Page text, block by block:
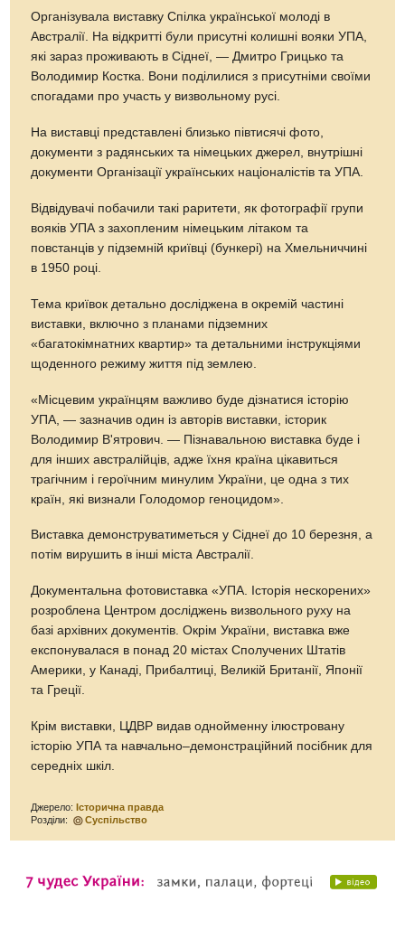
Організувала виставку Спілка української молоді в
Австралії. На відкритті були присутні колишні вояки УПА,
які зараз проживають в Сіднеї, — Дмитро Грицько та
Володимир Костка. Вони поділилися з присутніми своїми
спогадами про участь у визвольному русі.
На виставці представлені близько півтисячі фото,
документи з радянських та німецьких джерел, внутрішні
документи Організації українських націоналістів та УПА.
Відвідувачі побачили такі раритети, як фотографії групи
вояків УПА з захопленим німецьким літаком та
повстанців у підземній криївці (бункері) на Хмельниччині
в 1950 році.
Тема криївок детально досліджена в окремій частині
виставки, включно з планами підземних
«багатокімнатних квартир» та детальними інструкціями
щоденного режиму життя під землею.
«Місцевим українцям важливо буде дізнатися історію
УПА, — зазначив один із авторів виставки, історик
Володимир В'ятрович. — Пізнавальною виставка буде і
для інших австралійців, адже їхня країна цікавиться
трагічним і героїчним минулим України, це одна з тих
країн, які визнали Голодомор геноцидом».
Виставка демонструватиметься у Сіднеї до 10 березня, а
потім вирушить в інші міста Австралії.
Документальна фотовиставка «УПА. Історія нескорених»
розроблена Центром досліджень визвольного руху на
базі архівних документів. Окрім України, виставка вже
експонувалася в понад 20 містах Сполучених Штатів
Америки, у Канаді, Прибалтиці, Великій Британії, Японії
та Греції.
Крім виставки, ЦДВР видав однойменну ілюстровану
історію УПА та навчально–демонстраційний посібник для
середніх шкіл.
Джерело: Історична правда
Розділи:
Суспільство